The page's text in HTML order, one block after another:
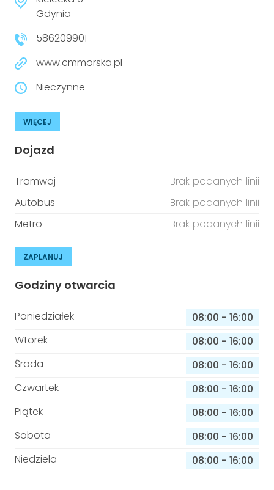
niepełnosprawnościami
Prawo
Prawa osób z niepełnosprawnościami
Aktualności
Urządzenia IoT
Gdynia
586209901
www.cmmorska.pl
Nieczynne
WIĘCEJ
Dojazd
Tramwaj
Brak podanych linii
Autobus
Brak podanych linii
Metro
Brak podanych linii
ZAPLANUJ
Godziny otwarcia
Poniedziałek 08:00 - 16:00
Wtorek
08:00 - 16:00
Środa
08:00 - 16:00
Czwartek
08:00 - 16:00
Piątek
08:00 - 16:00
Sobota
08:00 - 16:00
Niedziela
08:00 - 16:00